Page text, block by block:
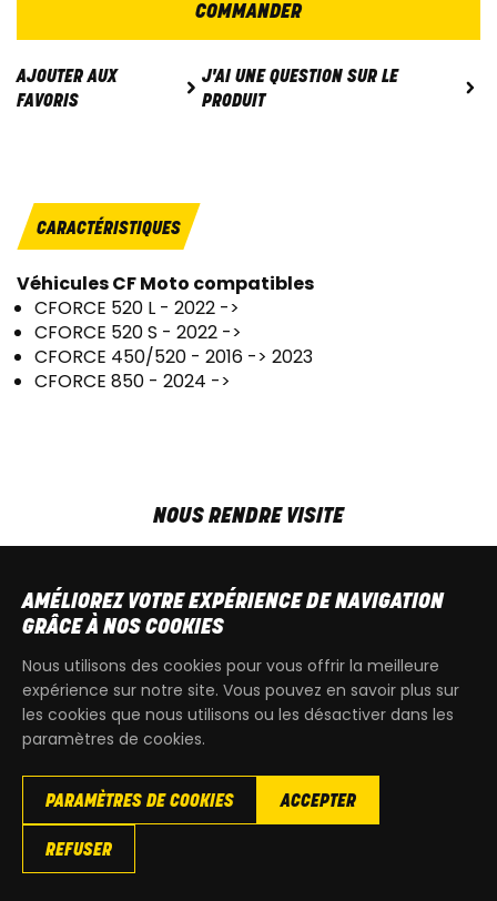
COMMANDER
AJOUTER AUX
FAVORIS
J'AI UNE QUESTION SUR LE
PRODUIT
CARACTÉRISTIQUES
Véhicules CF Moto compatibles
CFORCE 520 L - 2022 ->
CFORCE 520 S - 2022 ->
CFORCE 450/520 - 2016 -> 2023
CFORCE 850 - 2024 ->
NOUS RENDRE VISITE
SAM9h00 - 13h30
T+32 64 700 970
Copyright© 2026 KdQuad. Tous droits reservés |
Cookies
AMÉLIOREZ VOTRE EXPÉRIENCE DE NAVIGATION
GRÂCE À NOS COOKIES
Nous utilisons des cookies pour vous offrir la meilleure
expérience sur notre site. Vous pouvez en savoir plus sur
les cookies que nous utilisons ou les désactiver dans les
paramètres de cookies.
PARAMÈTRES DE COOKIES ACCEPTER
REFUSER